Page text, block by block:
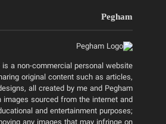
Pegham
a non-commercial personal website
original content such as articles,
all created by me and Pegham
images sourced from the internet and
and entertainment purposes;